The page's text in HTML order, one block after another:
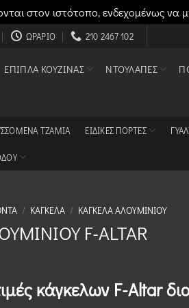
στον ιστότοπο, ενδεχομένως να
ΩΡΆΡΙΟ 210 2467 102
ΈΠΙΠΛΑ ΚΟΥΖΊΝΑΣ ΝΤΟΥΛΆΠΕΣ
ΤΖΆΜΙΑ ΕΙΔΙΚΈΣ ΠΌΡΤΕΣ
/ ΚΆΓΚΕΛΑ / ΚΆΓΚΕΛΑ ΑΛΟΥΜΙΝΊΟΥ
F-ALTAR
κάγκελων F-Altar